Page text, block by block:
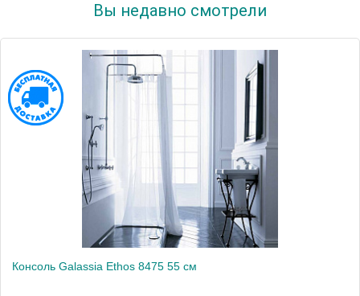
Вы недавно смотрели
Консоль Galassia Ethos 8475 55 см